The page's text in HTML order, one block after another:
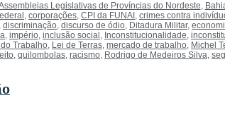
Legislativas de Províncias do Nordeste,
, corporações, CPI da FUNAI , crimes contra
, discriminação, discurso de ódio, Ditadura Militar,
, império, inclusão social , Inconstitucionalidade,
Trabalho, Lei de Terras, mercado de trabalho, Michel
, quilombolas, racismo, Rodrigo de Medeiros Silva,